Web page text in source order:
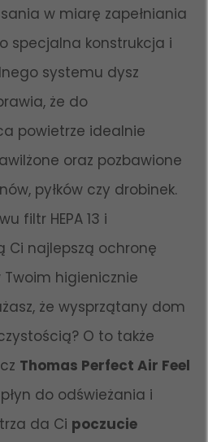
w miarę zapełniania
specjalna konstrukcja i
systemu dysz
że do
powietrze idealnie
oraz pozbawione
pyłków czy drobinek.
filtr HEPA 13 i
Ci najlepszą ochronę
higienicznie
że wysprzątany dom
O to także
Thomas Perfect Air Feel
do odświeżania i
da Ci poczucie